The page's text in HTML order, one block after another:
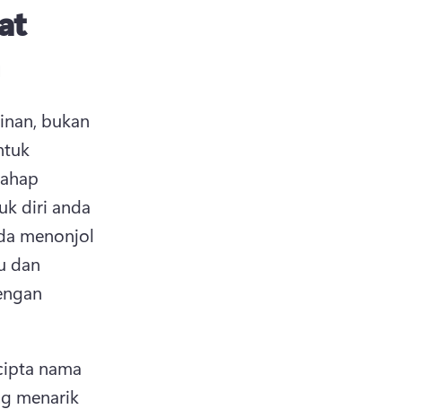
bukan
diri anda
menonjol
dan
nama
menarik